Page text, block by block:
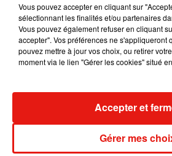
Le fourmilier
en
Au
Vous pouvez accepter en cliquant sur
sélectionnant les finalités et/ou partenaires
Vous pouvez également refuser en cliquant
accepter". Vos préférences ne s'appliqueront
pouvez mettre à jour vos choix, ou retirer
moment via le lien "Gérer les cookies" situé
Gérer mes
Accepter et